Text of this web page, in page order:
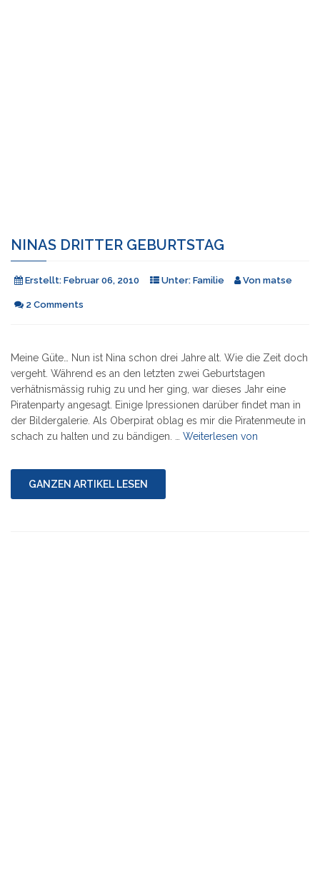
NINAS DRITTER GEBURTSTAG
Erstellt: Februar 06, 2010 Unter: Familie Von matse
2 Comments
Meine Güte… Nun ist Nina schon drei Jahre alt. Wie die Zeit doch
vergeht. Während es an den letzten zwei Geburtstagen
verhätnismässig ruhig zu und her ging, war dieses Jahr eine
Piratenparty angesagt. Einige Ipressionen darüber findet man in
der Bildergalerie. Als Oberpirat oblag es mir die Piratenmeute in
schach zu halten und zu bändigen. … Weiterlesen von
GANZEN ARTIKEL LESEN